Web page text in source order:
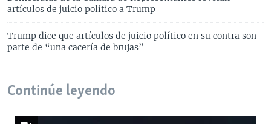
artículos de juicio político a Trump
Trump dice que artículos de juicio político en su contra son
parte de “una cacería de brujas”
Continúe leyendo